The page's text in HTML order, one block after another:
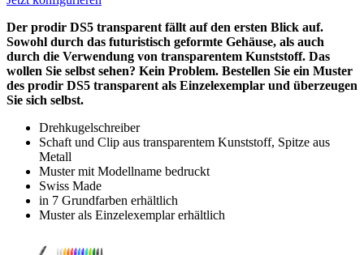
Der prodir DS5 transparent fällt auf den ersten Blick auf.
Sowohl durch das futuristisch geformte Gehäuse, als auch
durch die Verwendung von transparentem Kunststoff. Das
wollen Sie selbst sehen? Kein Problem. Bestellen Sie ein Muster
des prodir DS5 transparent als Einzelexemplar und überzeugen
Sie sich selbst.
Drehkugelschreiber
Schaft und Clip aus transparentem Kunststoff, Spitze aus
Metall
Muster mit Modellname bedruckt
Swiss Made
in 7 Grundfarben erhältlich
Muster als Einzelexemplar erhältlich